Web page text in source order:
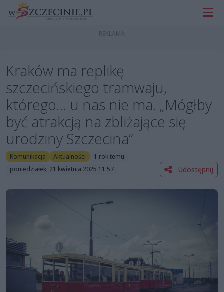
Kraków ma replikę
szczecińskiego tramwaju,
którego… u nas nie ma. „Mógłby
być atrakcją na zbliżające się
urodziny Szczecina”
Komunikacja Aktualności
1 rok temu
poniedziałek, 21 kwietnia 2025 11:57
Udostępnij